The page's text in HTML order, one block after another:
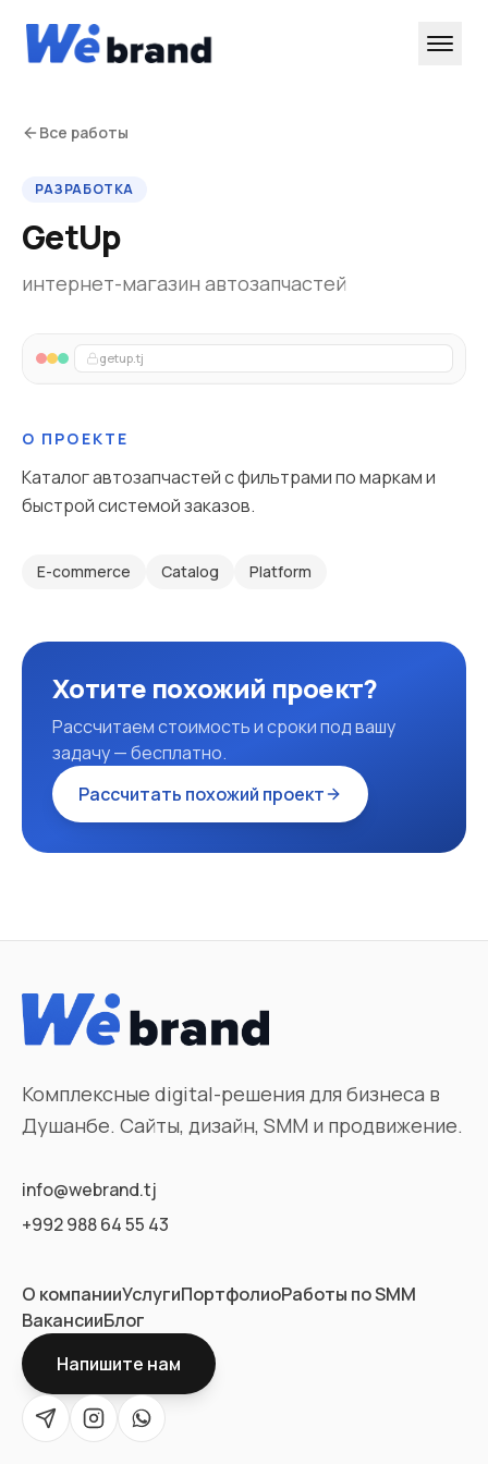
Все работы
РАЗРАБОТКА
GetUp
интернет-магазин автозапчастей
getup.tj
О ПРОЕКТЕ
Каталог автозапчастей с фильтрами по маркам и
быстрой системой заказов.
E-commerce Catalog Platform
Хотите похожий проект?
Рассчитаем стоимость и сроки под вашу
задачу — бесплатно.
Рассчитать похожий проект
Комплексные digital-решения для бизнеса в
Душанбе. Сайты, дизайн, SMM и продвижение.
info@webrand.tj
+992 988 64 55 43
О компанииУслугиПортфолиоРаботы по SMM
ВакансииБлог
Напишите нам